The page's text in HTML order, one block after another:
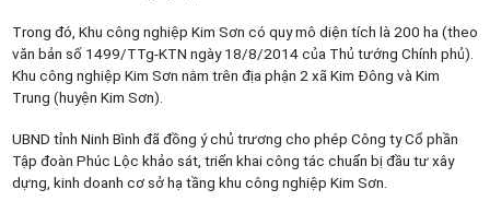
Trong đó, Khu công nghiệp Kim Sơn có quy mô diện tích là 200 ha (theo
văn bản số 1499/TTg-KTN ngày 18/8/2014 của Thủ tướng Chính phủ).
Khu công nghiệp Kim Sơn nằm trên địa phận 2 xã Kim Đông và Kim
Trung (huyện Kim Sơn).
UBND tỉnh Ninh Bình đã đồng ý chủ trương cho phép Công ty Cổ phần
Tập đoàn Phúc Lộc khảo sát, triển khai công tác chuẩn bị đầu tư xây
dựng, kinh doanh cơ sở hạ tầng khu công nghiệp Kim Sơn.